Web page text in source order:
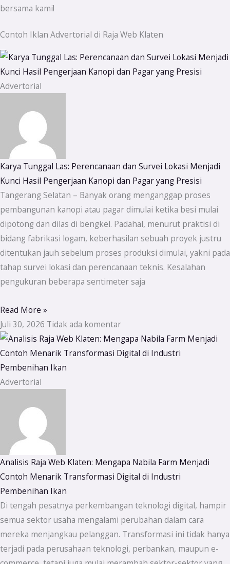
bersama kami!
Contoh Iklan Advertorial di Raja Web Klaten
Advertorial
Karya Tunggal Las: Perencanaan dan Survei Lokasi Menjadi
Kunci Hasil Pengerjaan Kanopi dan Pagar yang Presisi
Tangerang Selatan – Banyak orang menganggap proses
pembangunan kanopi atau pagar dimulai ketika besi mulai
dipotong dan dilas di bengkel. Padahal, menurut praktisi di
bidang fabrikasi logam, keberhasilan sebuah proyek justru
ditentukan jauh sebelum proses produksi dimulai, yakni pada
tahap survei lokasi dan perencanaan teknis. Kesalahan
pengukuran beberapa sentimeter saja
Read More »
Juli 30, 2026 Tidak ada komentar
Advertorial
Analisis Raja Web Klaten: Mengapa Nabila Farm Menjadi
Contoh Menarik Transformasi Digital di Industri
Pembenihan Ikan
Di tengah pesatnya perkembangan teknologi digital, hampir
semua sektor usaha mengalami perubahan dalam cara
mereka menjangkau pelanggan. Transformasi ini tidak hanya
terjadi pada perusahaan teknologi, perbankan, maupun e-